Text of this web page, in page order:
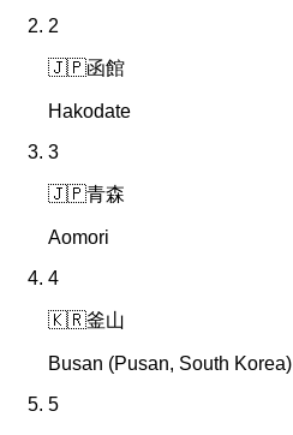
2
🇯🇵函館
Hakodate
3
🇯🇵青森
Aomori
4
🇰🇷釜山
Busan (Pusan, South Korea)
5